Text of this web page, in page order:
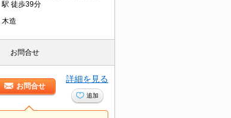
駅 徒歩39分
木造
お問合せ
お問合せ
詳細を見る
追加